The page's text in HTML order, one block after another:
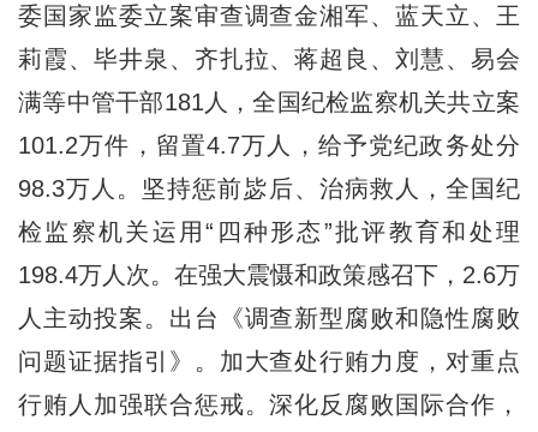
委国家监委立案审查调查金湘军、蓝天立、王
莉霞、毕井泉、齐扎拉、蒋超良、刘慧、易会
满等中管干部181人，全国纪检监察机关共立案
101.2万件，留置4.7万人，给予党纪政务处分
98.3万人。坚持惩前毖后、治病救人，全国纪
检监察机关运用“四种形态”批评教育和处理
198.4万人次。在强大震慑和政策感召下，2.6万
人主动投案。出台《调查新型腐败和隐性腐败
问题证据指引》。加大查处行贿力度，对重点
行贿人加强联合惩戒。深化反腐败国际合作，